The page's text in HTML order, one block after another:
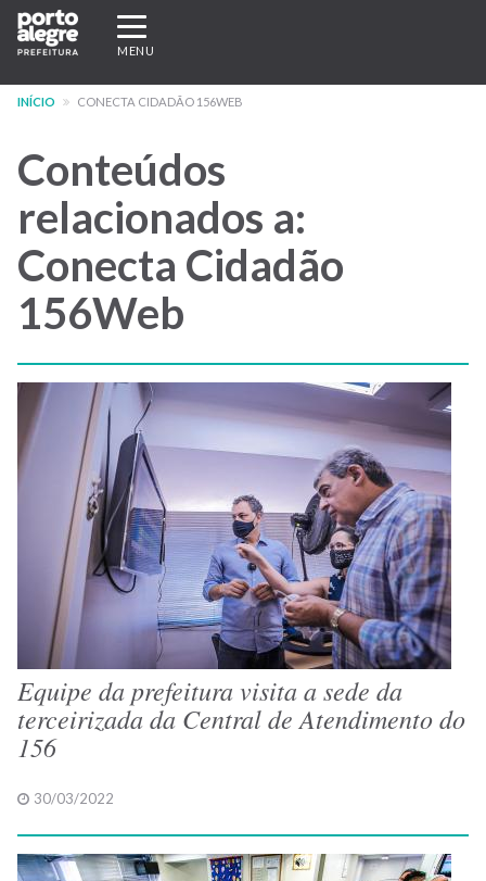
Pular
para
conteúdo
Expandir/recolher
navegação
MENU
INÍCIO CONECTA CIDADÃO 156WEB
Conteúdos
relacionados a:
Conecta Cidadão
156Web
Equipe da prefeitura visita a sede da
terceirizada da Central de Atendimento do
156
30/03/2022